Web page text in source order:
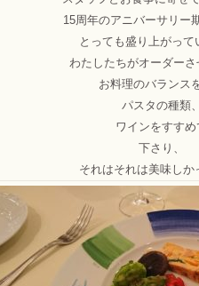
15周年のアニバーサリー
とっても盛り上がって
わたしたちがオーダーさ
お料理のバランス
パスタの種類、
ワインをすすめ
下さり、
それはそれは美味しか